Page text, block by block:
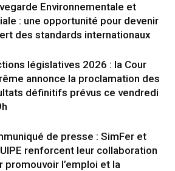
Environnementale et
: une opportunité pour devenir
des standards internationaux
législatives 2026 : la Cour
annonce la proclamation des
définitifs prévus ce vendredi
de presse : SimFer et
renforcent leur collaboration
promouvoir l’emploi et la